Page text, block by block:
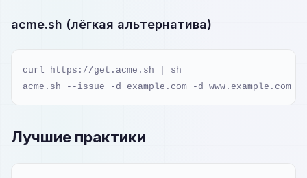
acme.sh (лёгкая альтернатива)
curl https://get.acme.sh | sh
acme.sh --issue -d example.com -d www.example.com
Лучшие практики